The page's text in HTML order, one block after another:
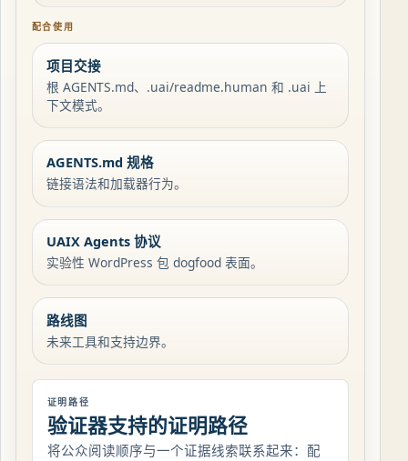
配合使用
项目交接
根 AGENTS.md、.uai/readme.human 和 .uai 上
下文模式。
AGENTS.md 规格
链接语法和加载器行为。
UAIX Agents 协议
实验性 WordPress 包 dogfood 表面。
路线图
未来工具和支持边界。
证明路径
验证器支持的证明路径
将公众阅读顺序与一个证据线索联系起来：配